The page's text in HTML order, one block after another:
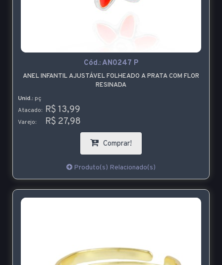
Cód.:AN0247 P
ANEL INFANTIL AJUSTÁVEL FOLHEADO A PRATA COM FLOR
RESINADA
Unid.: pç
Atacado: R$ 13,99
Varejo: R$ 27,98
Comprar!
Produto(s) Relacionado(s)